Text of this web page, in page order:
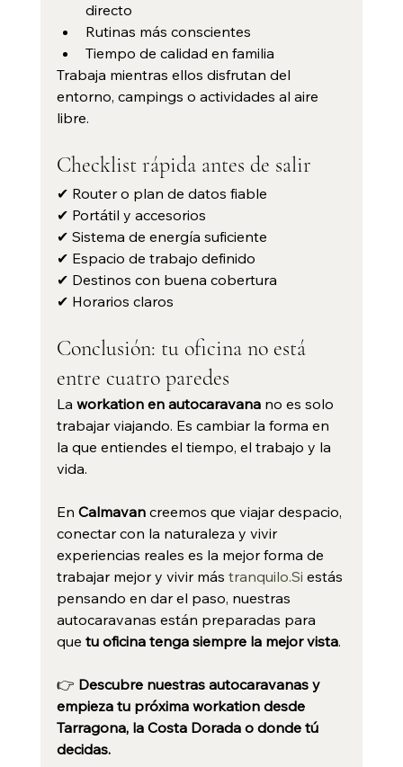
directo
Rutinas más conscientes
Tiempo de calidad en familia
Trabaja mientras ellos disfrutan del
entorno, campings o actividades al aire
libre.
Checklist rápida antes de salir
✔ Router o plan de datos fiable
✔ Portátil y accesorios
✔ Sistema de energía suficiente
✔ Espacio de trabajo definido
✔ Destinos con buena cobertura
✔ Horarios claros
Conclusión: tu oficina no está
entre cuatro paredes
La workation en autocaravana no es solo
trabajar viajando. Es cambiar la forma en
la que entiendes el tiempo, el trabajo y la
vida.
En Calmavan creemos que viajar despacio,
conectar con la naturaleza y vivir
experiencias reales es la mejor forma de
trabajar mejor y vivir más tranquilo.Si estás
pensando en dar el paso, nuestras
autocaravanas están preparadas para
que tu oficina tenga siempre la mejor vista.
👉 Descubre nuestras autocaravanas y
empieza tu próxima workation desde
Tarragona, la Costa Dorada o donde tú
decidas.